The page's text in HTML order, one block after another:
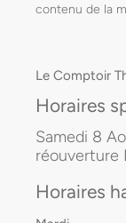
contenu de la
Le Comptoir
Horaires
Samedi 8
réouverture
Horaires